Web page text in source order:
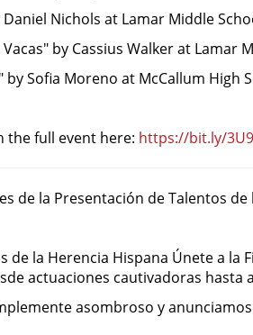
Daniel Nichols at Lamar Middle
by Cassius Walker at Lamar
Sofia Moreno at McCallum High
the full event here: https://bit.ly/
de la Presentación de Talentos
de la Herencia Hispana Únete a
actuaciones cautivadoras
asombroso y